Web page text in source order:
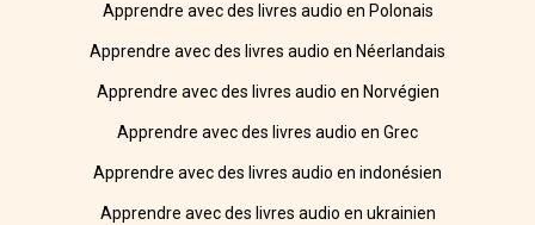
Apprendre avec des livres audio en Polonais
Apprendre avec des livres audio en Néerlandais
Apprendre avec des livres audio en Norvégien
Apprendre avec des livres audio en Grec
Apprendre avec des livres audio en indonésien
Apprendre avec des livres audio en ukrainien